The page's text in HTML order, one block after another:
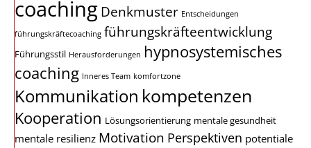
coachingDenkmuster Entscheidungen
führungskräftecoaching führungskräfteentwicklung
Führungsstil Herausforderungen hypnosystemisches
coaching Inneres Team komfortzone
Kommunikation kompetenzen
Kooperation Lösungsorientierung mentale gesundheit
mentale resilienz Motivation Perspektiven potentiale